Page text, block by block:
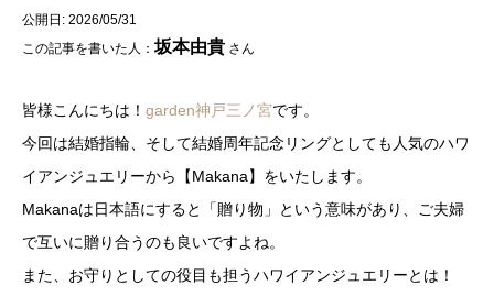
公開日: 2026/05/31
この記事を書いた人： 坂本由貴 さん
皆様こんにちは！ garden神戸三ノ宮です。
今回は結婚指輪、そして結婚周年記念リングとしても人気のハワ
イアンジュエリーから【Makana】をいたします。
Makanaは日本語にすると「贈り物」という意味があり、ご夫婦
で互いに贈り合うのも良いですよね。
また、お守りとしての役目も担うハワイアンジュエリーとは！